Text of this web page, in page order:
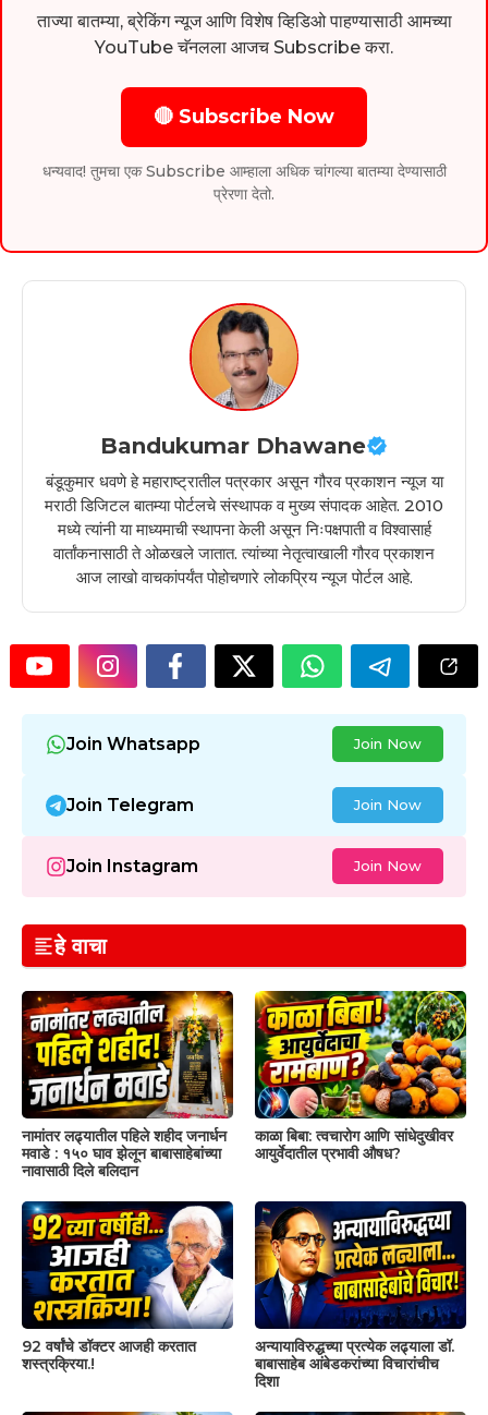
ताज्या बातम्या, ब्रेकिंग न्यूज आणि विशेष व्हिडिओ पाहण्यासाठी आमच्या
YouTube चॅनलला आजच Subscribe करा.
🔴 Subscribe Now
धन्यवाद! तुमचा एक Subscribe आम्हाला अधिक चांगल्या बातम्या देण्यासाठी
प्रेरणा देतो.
Bandukumar Dhawane
बंडूकुमार धवणे हे महाराष्ट्रातील पत्रकार असून गौरव प्रकाशन न्यूज या
मराठी डिजिटल बातम्या पोर्टलचे संस्थापक व मुख्य संपादक आहेत. 2010
मध्ये त्यांनी या माध्यमाची स्थापना केली असून निःपक्षपाती व विश्वासार्ह
वार्तांकनासाठी ते ओळखले जातात. त्यांच्या नेतृत्वाखाली गौरव प्रकाशन
आज लाखो वाचकांपर्यंत पोहोचणारे लोकप्रिय न्यूज पोर्टल आहे.
Join Whatsapp Join Now
Join Telegram Join Now
Join Instagram Join Now
हे वाचा
नामांतर लढ्यातील पहिले शहीद जनार्धन
मवाडे : १५० घाव झेलून बाबासाहेबांच्या
नावासाठी दिले बलिदान
काळा बिबा: त्वचारोग आणि सांधेदुखीवर
आयुर्वेदातील प्रभावी औषध?
92 वर्षांचे डॉक्टर आजही करतात
शस्त्रक्रिया.!
अन्यायाविरुद्धच्या प्रत्येक लढ्याला डॉ.
बाबासाहेब आंबेडकरांच्या विचारांचीच
दिशा